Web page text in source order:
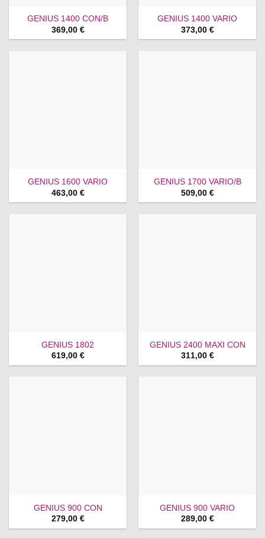
GENIUS 1400 CON/B
369,00 €
GENIUS 1400 VARIO
373,00 €
GENIUS 1600 VARIO
463,00 €
GENIUS 1700 VARIO/B
509,00 €
GENIUS 1802
619,00 €
GENIUS 2400 MAXI CON
311,00 €
GENIUS 900 CON
279,00 €
GENIUS 900 VARIO
289,00 €